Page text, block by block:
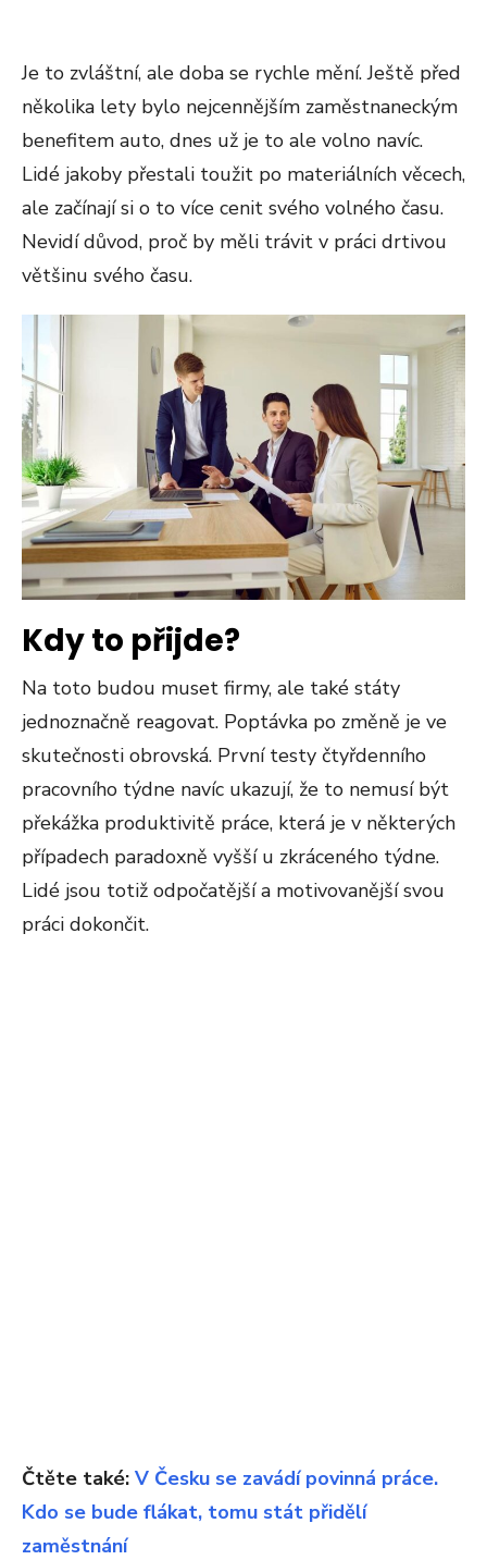
Je to zvláštní, ale doba se rychle mění. Ještě před
několika lety bylo nejcennějším zaměstnaneckým
benefitem auto, dnes už je to ale volno navíc.
Lidé jakoby přestali toužit po materiálních věcech,
ale začínají si o to více cenit svého volného času.
Nevidí důvod, proč by měli trávit v práci drtivou
většinu svého času.
Kdy to přijde?
Na toto budou muset firmy, ale také státy
jednoznačně reagovat. Poptávka po změně je ve
skutečnosti obrovská. První testy čtyřdenního
pracovního týdne navíc ukazují, že to nemusí být
překážka produktivitě práce, která je v některých
případech paradoxně vyšší u zkráceného týdne.
Lidé jsou totiž odpočatější a motivovanější svou
práci dokončit.
Čtěte také: V Česku se zavádí povinná práce.
Kdo se bude flákat, tomu stát přidělí
zaměstnání